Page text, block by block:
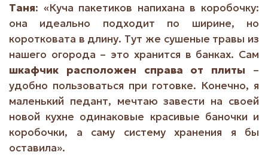
Таня: «Куча пакетиков напихана в коробочку:
она идеально подходит по ширине, но
коротковата в длину. Тут же сушеные травы из
нашего огорода – это хранится в банках. Сам
шкафчик расположен справа от плиты –
удобно пользоваться при готовке. Конечно, я
маленький педант, мечтаю завести на своей
новой кухне одинаковые красивые баночки и
коробочки, а саму систему хранения я бы
оставила».